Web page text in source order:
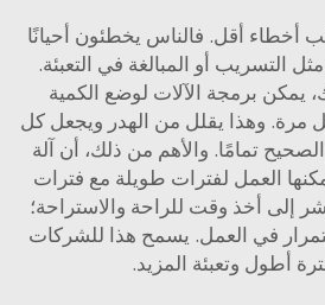
أقل. فالناس يخطئون أحيانًا
أو المبالغة في التعبئة.
الآلات لوضع الكمية
يقلل من الهدر ويجعل كل
تمامًا. والأهم من ذلك، أنآلة
لفترات طويلة مع فترات
وقت للراحة والاستراحة؛
في العمل. يسمح هذا للشركات
وتعبئة المزيد.